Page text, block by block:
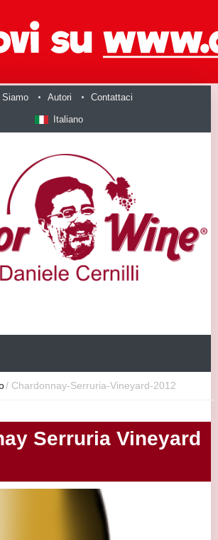
Siamo Autori Contattaci
Italiano
/ Chardonnay-Serruria-Vineyard-2012
Serruria Vineyard